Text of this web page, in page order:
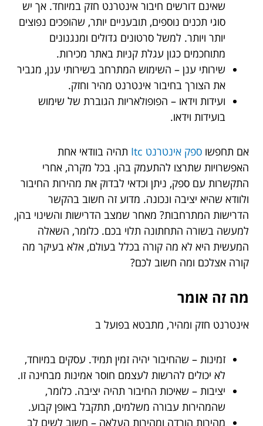
שאינם דורשים חיבור אינטרנט חזק במיוחד. אך יש
סוגי תכנים נוספים, תובעניים יותר, שהופכים נפוצים
יותר ויותר. למשל סרטונים גדולים ומנגנונים
מתוחכמים כגון עגלת קניות באתר מכירות.
שירותי ענן – השימוש המתרחב בשירותי ענן, מגביר
את הצורך בחיבור אינטרנט מהיר וחזק.
ועידות וידאו – הפופולאריות הגוברת של שימוש
בועידות וידאו.
אם תחפשו ספק אינטרנט Itc
תהיה בוודאי אחת
האפשרויות שתרצו להתעמק בהן. בכל מקרה, אחרי
התקשרות עם ספק, ניתן וכדאי לבדוק את מהירות החיבור
ולוודא שהיא יציבה ונכונה. מדוע זה חשוב בהקשר
הדרישות המתרחבות? מאחר שמצב הדרישות והשינוי בהן,
למעשה בשורה התחתונה תלוי בכם. כלומר, השאלה
המעשית היא לא מה קורה בכלל בעולם, אלא בעיקר מה
קורה אצלכם ומה חשוב לכם?
מה זה אומר
אינטרנט חזק ומהיר, מתבטא בפועל ב
זמינות – שהחיבור יהיה זמין תמיד. עסקים במיוחד,
לא יכולים להרשות לעצמם חוסר אמינות מבחינה זו.
יציבות – שאיכות החיבור תהיה יציבה. כלומר,
שהמהירות עבורה משלמים, תתקבל באופן קבוע.
מהירות הורדה ומהירות העלאה – חשוב לשים לב